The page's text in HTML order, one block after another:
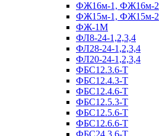
ФЖ16м-1, ФЖ16м-2
ФЖ15м-1, ФЖ15м-2
ФЖ-1М
ФЛ8-24-1,2,3,4
ФЛ28-24-1,2,3,4
ФЛ20-24-1,2,3,4
ФБС12.3.6-Т
ФБС12.4.3-Т
ФБС12.4.6-Т
ФБС12.5.3-Т
ФБС12.5.6-Т
ФБС12.6.6-Т
ФБС24.3.6-Т